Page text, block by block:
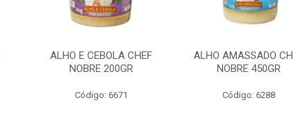
ALHO E CEBOLA CHEF
NOBRE 200GR
Código: 6671
ALHO AMASSADO
NOBRE 450GR
Código: 6288